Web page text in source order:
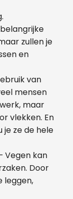
zullen je
en
van
mensen
maar
vlekken. En
je ze de hele
Vegen kan
Door
leggen,